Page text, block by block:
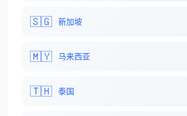
🇸🇬 新加坡
🇲🇾 马来西亚
🇹🇭 泰国